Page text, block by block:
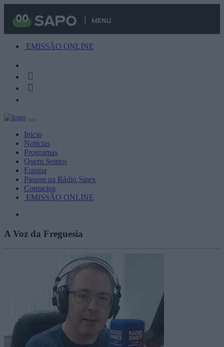
MENU
EMISSÃO ONLINE
Início
Notícias
Programas
Quem Somos
Equipa
Passou na Rádio Sines
Contactos
EMISSÃO ONLINE
A Voz da Freguesia